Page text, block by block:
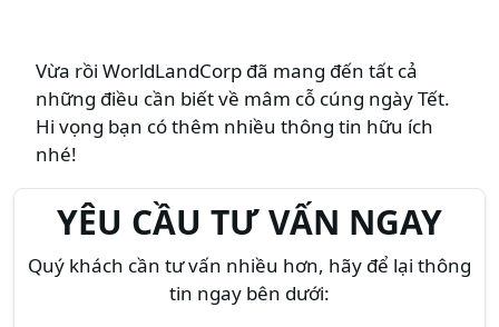
Vừa rồi WorldLandCorp đã mang đến tất cả
những điều cần biết về mâm cỗ cúng ngày Tết.
Hi vọng bạn có thêm nhiều thông tin hữu ích
nhé!
YÊU CẦU TƯ VẤN NGAY
Quý khách cần tư vấn nhiều hơn, hãy để lại thông
tin ngay bên dưới: